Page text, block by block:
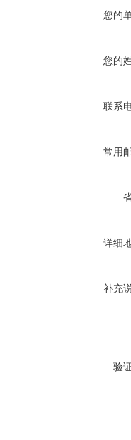
您的
您的
联系
常用
详细
补充
验